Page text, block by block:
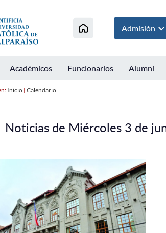
Admisión
Académicos Funcionarios Alumni
Inicio| Calendario
Noticias de Miércoles 3 de